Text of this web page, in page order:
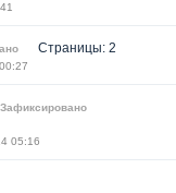
Страницы: 2
Зафиксировано
05:16